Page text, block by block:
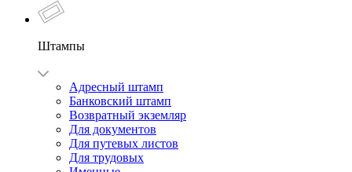
Штампы
Адресный штамп
Банковский штамп
Возвратный экземляр
Для документов
Для путевых листов
Для трудовых